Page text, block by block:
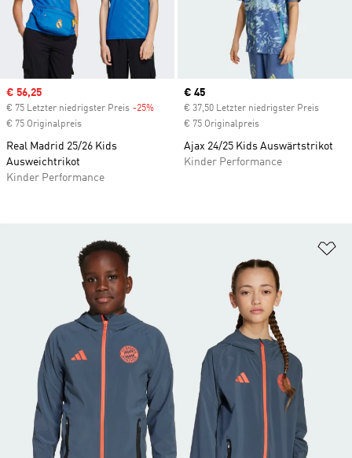
Sale price
€ 56,25
€ 75 Letzter niedrigster Preis -25% Discount
€ 75 Originalpreis
Real Madrid 25/26 Kids
Ausweichtrikot
Kinder Performance
Current price
€ 45
€ 37,50 Letzter niedrigster Preis
€ 75 Originalpreis
Ajax 24/25 Kids Auswärtstrikot
Kinder Performance